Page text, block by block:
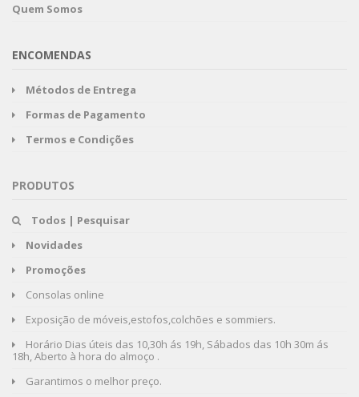
Quem Somos
ENCOMENDAS
Métodos de Entrega
Formas de Pagamento
Termos e Condições
PRODUTOS
Todos | Pesquisar
Novidades
Promoções
Consolas online
Exposição de móveis,estofos,colchões e sommiers.
Horário Dias úteis das 10,30h ás 19h, Sábados das 10h 30m ás
18h, Aberto à hora do almoço .
Garantimos o melhor preço.